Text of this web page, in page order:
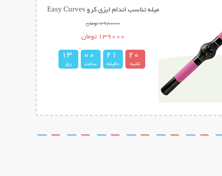
میله تناسب اندام ایزی کرو Easy Curves
298000 تومان
139000 تومان
1
2 9
0
ثانیه
2 1
دقیقه
0 0
ساعت
1 3
روز